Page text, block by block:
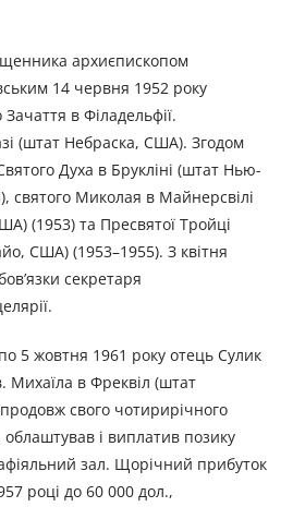
архиєпископом
14 червня 1952 pоку
в Філадельфії.
(штат Небраска, США). Згодом
Духа в Брукліні (штат Нью-
святого Миколая в Майнерсвілі
(1953) та Пресвятої Тройці
США) (1953–1955). З квітня
секретаря
5 жовтня 1961 року отець Сулик
Михаїла в Фреквіл (штат
свого чотирирічного
облаштував і виплатив позику
зал. Щорічний прибуток
році до 60 000 дол.,